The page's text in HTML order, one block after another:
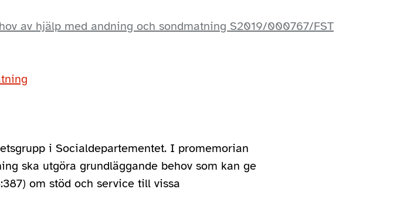
av hjälp med andning och sondmatning S2019/000767/FST
i Socialdepartementet. I promemorian
ska utgöra grundläggande behov som kan ge
om stöd och service till vissa